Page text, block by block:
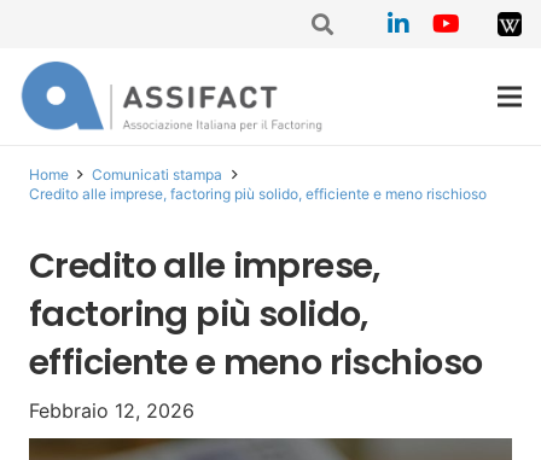
Home
Comunicati stampa
Credito alle imprese, factoring più solido, efficiente e meno rischioso
Credito alle imprese,
factoring più solido,
efficiente e meno rischioso
Febbraio 12, 2026